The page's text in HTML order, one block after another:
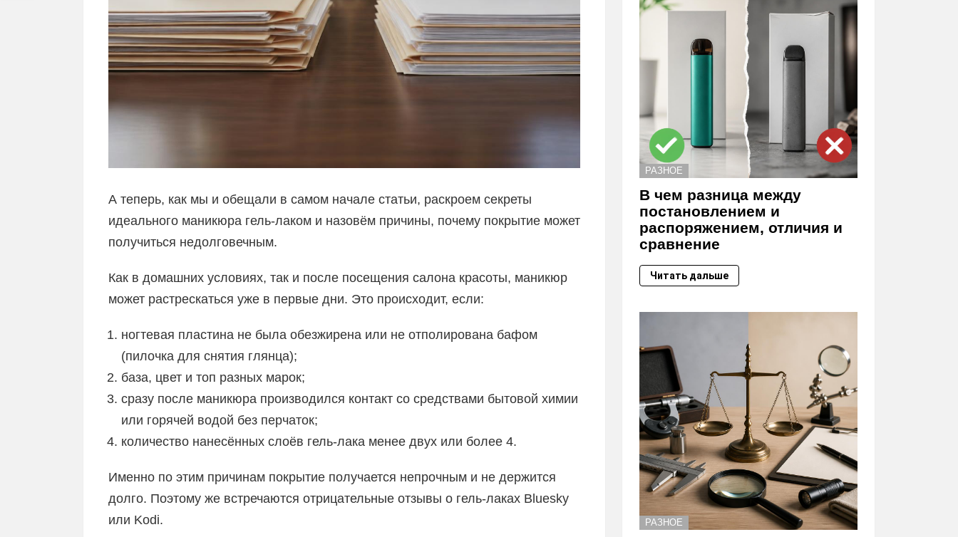
А теперь, как мы и обещали в самом начале статьи, раскроем секреты
идеального маникюра гель-лаком и назовём причины, почему покрытие может
получиться недолговечным.
Как в домашних условиях, так и после посещения салона красоты, маникюр
может растрескаться уже в первые дни. Это происходит, если:
ногтевая пластина не была обезжирена или не отполирована бафом
(пилочка для снятия глянца);
база, цвет и топ разных марок;
сразу после маникюра производился контакт со средствами бытовой химии
или горячей водой без перчаток;
количество нанесённых слоёв гель-лака менее двух или более 4.
Именно по этим причинам покрытие получается непрочным и не держится
долго. Поэтому же встречаются отрицательные отзывы о гель-лаках Bluesky
или Kodi.
РАЗНОЕ
В чем разница между
постановлением и
распоряжением, отличия и
сравнение
Читать дальше
РАЗНОЕ